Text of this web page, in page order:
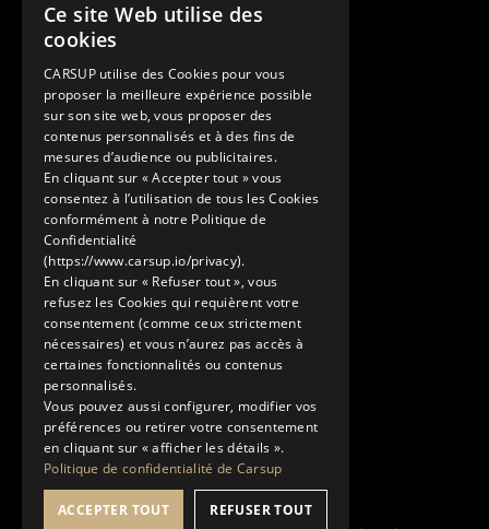
Contact
+33 1 89 47 00 43
contact@carsup.io
Page contact
Découvrir
Nos Conciergeries
Nos services
Le Showroom
L'univers Carsup
Le carnet de route
En savoir plus
Mentions légales
Politique de confidentialité
Conditions générales d'utilisation
Ce site Web utilise des
cookies
CARSUP utilise des Cookies pour vous
proposer la meilleure expérience possible
sur son site web, vous proposer des
contenus personnalisés et à des fins de
mesures d’audience ou publicitaires.
En cliquant sur « Accepter tout » vous
consentez à l’utilisation de tous les Cookies
conformément à notre Politique de
Confidentialité
(https://www.carsup.io/privacy).
En cliquant sur « Refuser tout », vous
refusez les Cookies qui requièrent votre
consentement (comme ceux strictement
nécessaires) et vous n’aurez pas accès à
certaines fonctionnalités ou contenus
personnalisés.
Vous pouvez aussi configurer, modifier vos
préférences ou retirer votre consentement
en cliquant sur « afficher les détails ».
Politique de confidentialité de Carsup
ACCEPTER TOUT REFUSER TOUT